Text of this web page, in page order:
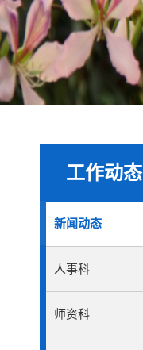
工作动态
新闻动态
人事科
师资科